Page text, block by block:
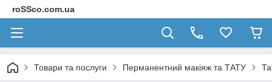
roSSco.com.ua
Товари та послуги Перманентний макіяж та ТАТУ